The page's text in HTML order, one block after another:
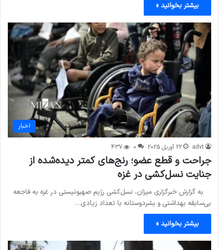
بیشتر بخوانید »
اخبار
advt 22 آوریل 2025 0
437
جراحت و قطع عضو؛ رنج‌های کمتر دیده‌شده از
جنایت نسل‌کشی در غزه
به گزارش خبرگزاری میزان، نسل‌کشی رژیم صهیونیستی در غزه به فاجعه
بی‌سابقه بهداشتی و بشردوستانه با تعداد زیادی…
بیشتر بخوانید »